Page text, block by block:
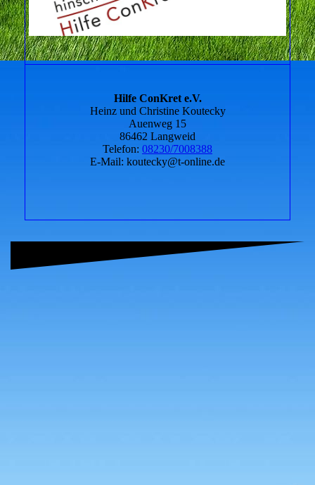
Hilfe ConKret e.V.
Heinz und Christine Koutecky
Auenweg 15
86462 Langweid
Telefon: 08230/7008388
E-Mail: koutecky@t-online.de